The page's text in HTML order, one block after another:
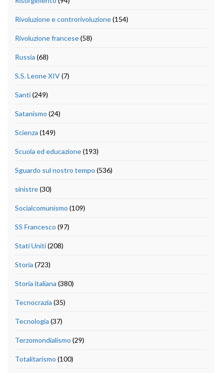
Rivoluzione e controrivoluzione(154)
Rivoluzione francese(58)
Russia (68)
S.S. Leone XIV(7)
Santi(249)
Satanismo (24)
Scienza (149)
Scuola ed educazione(193)
Sguardo sul nostro tempo (536)
sinistre(30)
Socialcomunismo (109)
SS Francesco (97)
Stati Uniti(208)
Storia (723)
Storia italiana (380)
Tecnocrazia (35)
Tecnologia (37)
Terzomondialismo (29)
Totalitarismo (100)